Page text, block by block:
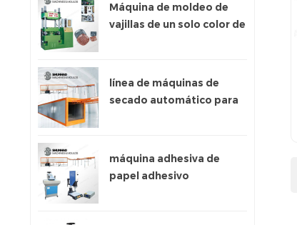
Máquina de moldeo de
vajillas de un solo color de
línea de máquinas de
secado automático para
máquina adhesiva de
papel adhesivo